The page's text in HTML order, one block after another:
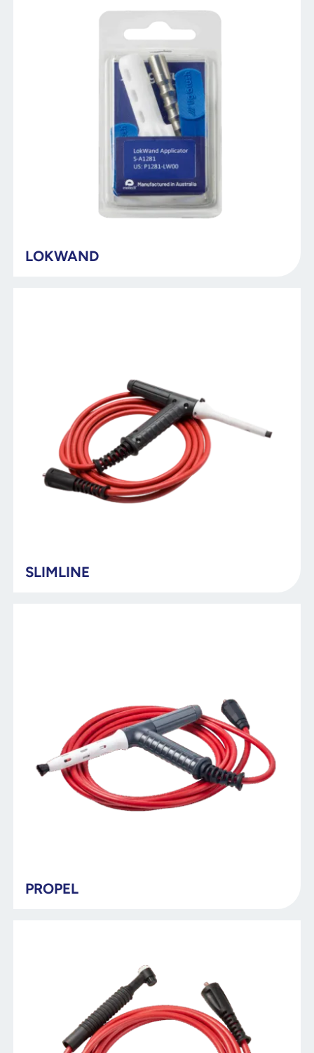
LOKWAND
SLIMLINE
PROPEL